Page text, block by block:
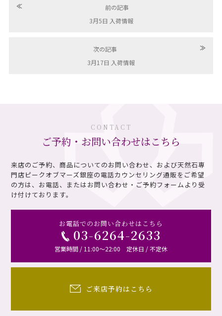
≪
前の記事
3月5日 入荷情報
次の記事
≫
3月17日 入荷情報
CONTACT
ご予約・お問い合わせはこちら
来店のご予約、商品についてのお問い合わせ、および天然石専
門店ピークオブマーズ銀座の電話カウンセリング通販を ご希望
の方は、お電話、またはお問い合わせ・ご予約フォームより受
け付けております。
お電話でのお問い合わせはこちら
03-6264-2633
営業時間 / 11:00～22:00 定休日 / 不定休
ご来店予約はこちら